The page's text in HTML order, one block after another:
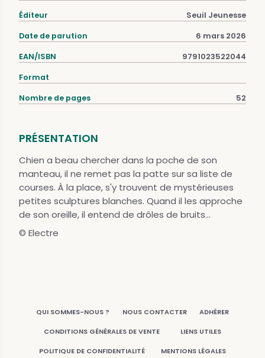
Éditeur Seuil Jeunesse
Date de parution 6 mars 2026
EAN/ISBN 9791023522044
Format
Nombre de pages 52
PRÉSENTATION
Chien a beau chercher dans la poche de son
manteau, il ne remet pas la patte sur sa liste de
courses. À la place, s'y trouvent de mystérieuses
petites sculptures blanches. Quand il les approche
de son oreille, il entend de drôles de bruits...
© Electre
QUI SOMMES-NOUS ? NOUS CONTACTER ADHÉRER
CONDITIONS GÉNÉRALES DE VENTE LIENS UTILES
POLITIQUE DE CONFIDENTIALITÉ MENTIONS LÉGALES